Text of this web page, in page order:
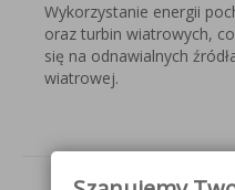
Wykorzystanie energii
oraz turbin wiatrowych,
się na odnawialnych
wiatrowej.